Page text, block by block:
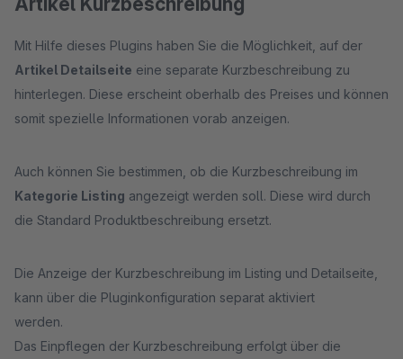
Mit Hilfe dieses Plugins haben Sie die Möglichkeit, auf der
Artikel Detailseite eine separate Kurzbeschreibung zu
hinterlegen. Diese erscheint oberhalb des Preises und können
somit spezielle Informationen vorab anzeigen.
Auch können Sie bestimmen, ob die Kurzbeschreibung im
Kategorie Listing angezeigt werden soll. Diese wird durch
die Standard Produktbeschreibung ersetzt.
Die Anzeige der Kurzbeschreibung im Listing und Detailseite,
kann über die Pluginkonfiguration separat aktiviert
werden.
Das Einpflegen der Kurzbeschreibung erfolgt über die